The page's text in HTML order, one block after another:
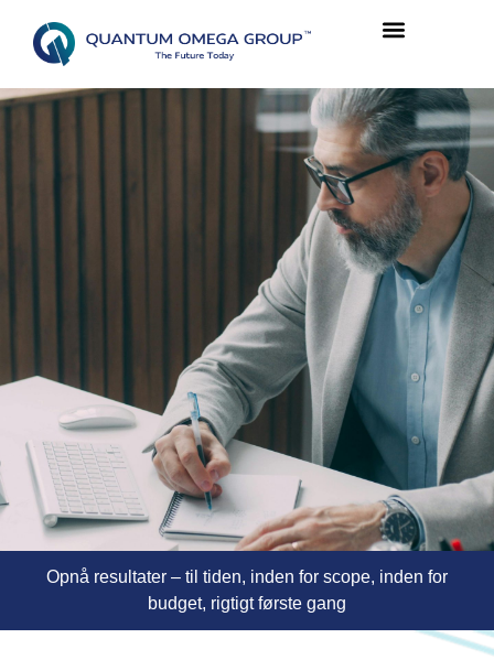
Opnå resultater – til tiden, inden for scope, inden for
budget, rigtigt første gang